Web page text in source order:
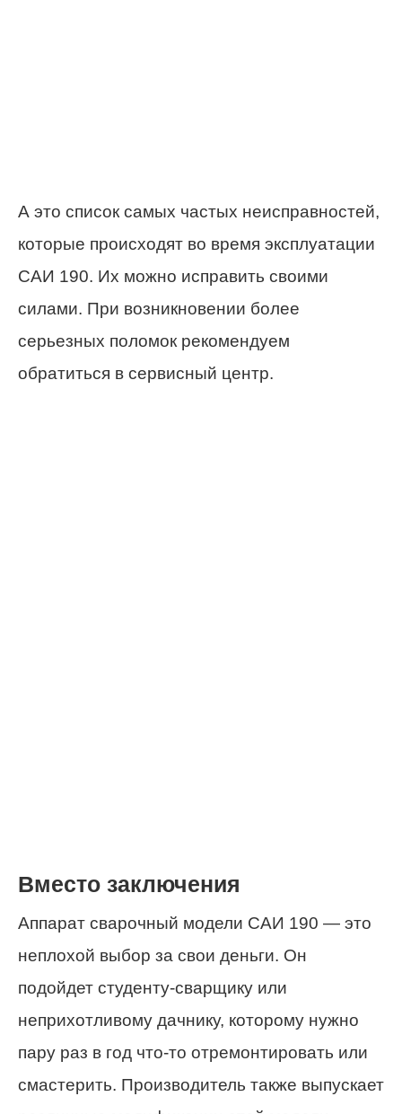
А это список самых частых неисправностей,
которые происходят во время эксплуатации
САИ 190. Их можно исправить своими
силами. При возникновении более
серьезных поломок рекомендуем
обратиться в сервисный центр.
Вместо заключения
Аппарат сварочный модели САИ 190 — это
неплохой выбор за свои деньги. Он
подойдет студенту-сварщику или
неприхотливому дачнику, которому нужно
пару раз в год что-то отремонтировать или
смастерить. Производитель также выпускает